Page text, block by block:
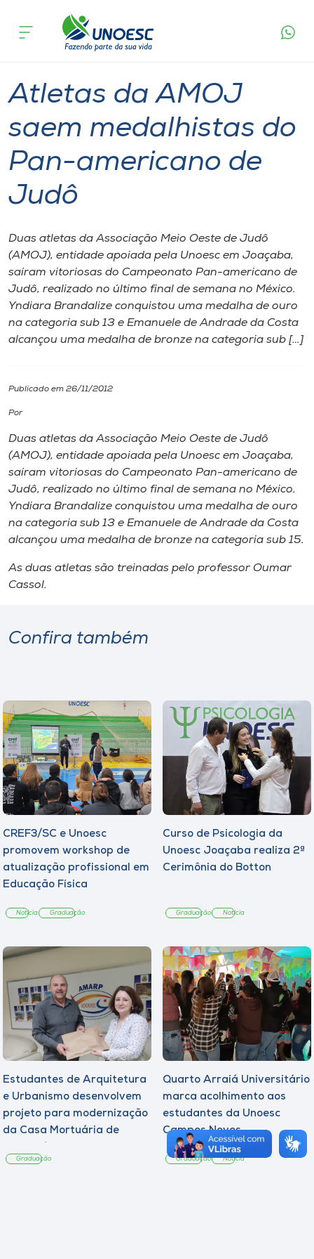
Cursos
Atendimento ao Estudante
Portal de Ensino
A
Unoesc
Internacionalização
I.nova
Diplomados
CPA
Biblioteca
Museu
Store
Selecione
o idioma
A+
A-
acontece
Atletas da AMOJ
saem medalhistas do
Pan-americano de
Judô
Duas atletas da Associação Meio Oeste de Judô
(AMOJ), entidade apoiada pela Unoesc em Joaçaba,
saíram vitoriosas do Campeonato Pan-americano de
Judô, realizado no último final de semana no México.
Yndiara Brandalize conquistou uma medalha de ouro
na categoria sub 13 e Emanuele de Andrade da Costa
alcançou uma medalha de bronze na categoria sub […]
Publicado em 26/11/2012
Por
Duas atletas da Associação Meio Oeste de Judô
(AMOJ), entidade apoiada pela Unoesc em Joaçaba,
saíram vitoriosas do Campeonato Pan-americano de
Judô, realizado no último final de semana no México.
Yndiara Brandalize conquistou uma medalha de ouro
na categoria sub 13 e Emanuele de Andrade da Costa
alcançou uma medalha de bronze na categoria sub 15.
As duas atletas são treinadas pelo professor Oumar
Cassol.
Confira também
CREF3/SC e Unoesc
promovem workshop de
atualização profissional em
Educação Física
Notícia Graduação
Curso de Psicologia da
Unoesc Joaçaba realiza 2ª
Cerimônia do Botton
Graduação Notícia
Estudantes de Arquitetura
e Urbanismo desenvolvem
projeto para modernização
da Casa Mortuária de
Graduação
Quarto Arraiá Universitário
marca acolhimento aos
estudantes da Unoesc
Campos Novos
Graduação Notícia